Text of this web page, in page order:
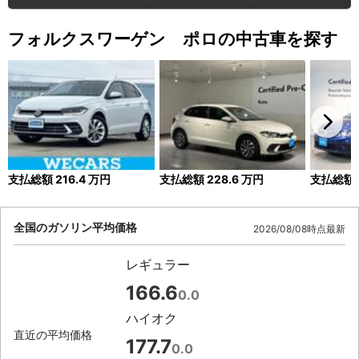
フォルクスワーゲン ポロの中古車を探す
支払総額216.4万円 支払総額228.6万円 支払総額
全国のガソリン平均価格 2026/08/08時点最新
直近の平均価格
レギュラー
166.60.0
ハイオク
177.70.0